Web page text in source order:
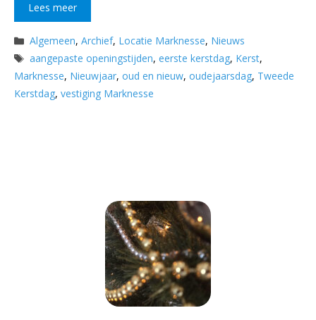
Lees meer
Categorieën
Algemeen,Archief, Locatie Marknesse, Nieuws
Tags
aangepaste openingstijden,eerste kerstdag, Kerst,
Marknesse, Nieuwjaar, oud en nieuw, oudejaarsdag, Tweede
Kerstdag, vestiging Marknesse